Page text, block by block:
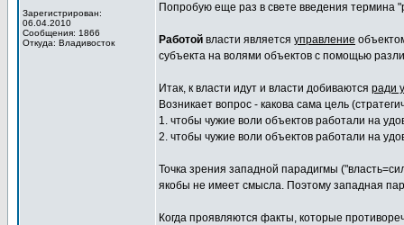
Зарегистрирован:
06.04.2010
Сообщения: 1866
Откуда: Владивосток
Попробую еще раз в свете введения термина
Работой власти является управление
субъекта на волями объектов с помощью
Итак, к власти идут и власти добиваются ради
Возникает вопрос - какова сама цель
1. чтобы чужие воли объектов работали на
2. чтобы чужие воли объектов работали на
Точка зрения западной парадигмы
якобы не имеет смысла. Поэтому западная
Когда проявляются факты, которые